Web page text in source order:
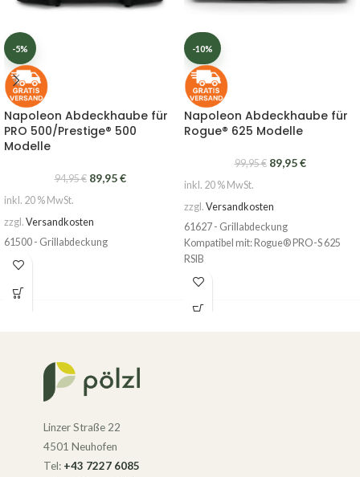
-5%
Napoleon Abdeckhaube für
PRO 500/Prestige® 500
Modelle
94,95€ 89,95€
inkl. 20 % MwSt.
zzgl. Versandkosten
61500 - Grillabdeckung
-10%
Napoleon Abdeckhaube für
Rogue® 625 Modelle
99,95€ 89,95€
inkl. 20 % MwSt.
zzgl. Versandkosten
61627 - Grillabdeckung
Kompatibel mit: Rogue® PRO-S 625
RSIB
Linzer Straße 22
4501 Neuhofen
Tel: +43 7227 6085